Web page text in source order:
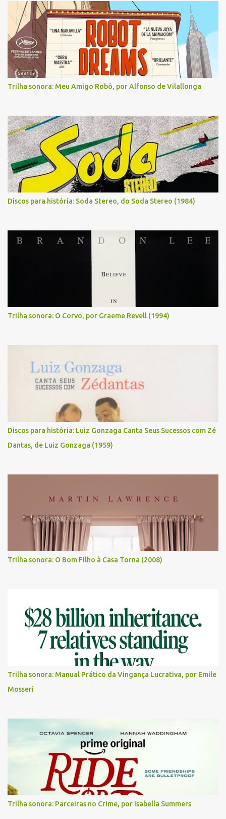
Trilha sonora: Meu Amigo Robô, por Alfonso de Vilallonga
Discos para história: Soda Stereo, do Soda Stereo (1984)
Trilha sonora: O Corvo, por Graeme Revell (1994)
Discos para história: Luiz Gonzaga Canta Seus Sucessos com Zé
Dantas, de Luiz Gonzaga (1959)
Trilha sonora: O Bom Filho à Casa Torna (2008)
Trilha sonora: Manual Prático da Vingança Lucrativa, por Emile
Mosseri
Trilha sonora: Parceiras no Crime, por Isabella Summers